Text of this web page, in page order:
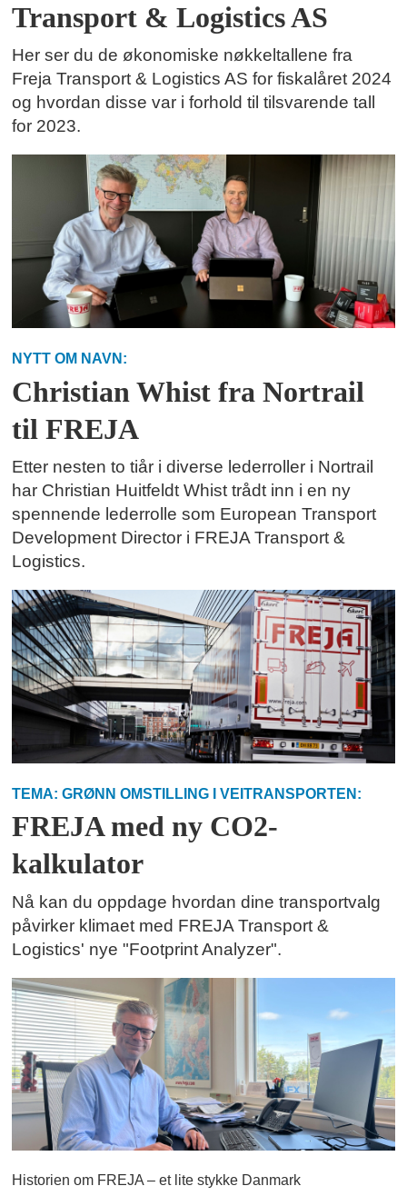
Transport & Logistics AS
Her ser du de økonomiske nøkkeltallene fra
Freja Transport & Logistics AS for fiskalåret 2024
og hvordan disse var i forhold til tilsvarende tall
for 2023.
NYTT OM NAVN:
Christian Whist fra Nortrail
til FREJA
Etter nesten to tiår i diverse lederroller i Nortrail
har Christian Huitfeldt Whist trådt inn i en ny
spennende lederrolle som European Transport
Development Director i FREJA Transport &
Logistics.
TEMA: GRØNN OMSTILLING I VEITRANSPORTEN:
FREJA med ny CO2-
kalkulator
Nå kan du oppdage hvordan dine transportvalg
påvirker klimaet med FREJA Transport &
Logistics' nye "Footprint Analyzer".
Historien om FREJA – et lite stykke Danmark